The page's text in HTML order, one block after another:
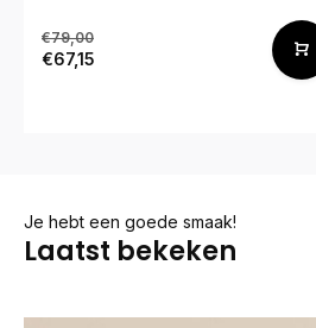
€79,00
€67,15
Je hebt een goede smaak!
Laatst bekeken